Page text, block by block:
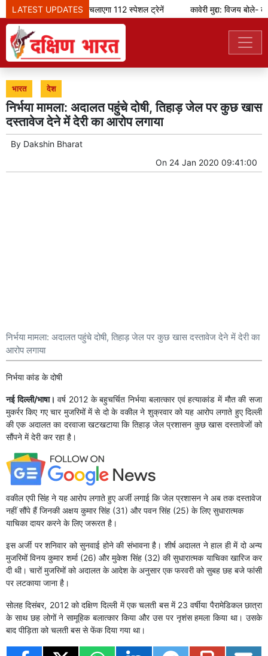
LATEST UPDATES
के मौके पर भारतीय रेलवे चलाएगा 112 स्पेशल ट्रेनें कावेरी मुद्दा: विजय बोले-
भारत देश
निर्भया मामला: अदालत पहुंचे दोषी, तिहाड़ जेल पर कुछ खास
दस्तावेज देने में देरी का आरोप लगाया
By Dakshin Bharat
On 24 Jan 2020 09:41:00
निर्भया मामला: अदालत पहुंचे दोषी, तिहाड़ जेल पर कुछ खास दस्तावेज देने में देरी का
आरोप लगाया
निर्भया कांड के दोषी
नई दिल्ली/भाषा। वर्ष 2012 के बहुचर्चित निर्भया बलात्कार एवं हत्याकांड में मौत की सजा
मुकर्रर किए गए चार मुजरिमों में से दो के वकील ने शुक्रवार को यह आरोप लगाते हुए दिल्ली
की एक अदालत का दरवाजा खटखटाया कि तिहाड़ जेल प्रशासन कुछ खास दस्तावेजों को
सौंपने में देरी कर रहा है।
वकील एपी सिंह ने यह आरोप लगाते हुए अर्जी लगाई कि जेल प्रशासन ने अब तक दस्तावेज
नहीं सौंपे हैं जिनकी अक्षय कुमार सिंह (31) और पवन सिंह (25) के लिए सुधारात्मक
याचिका दायर करने के लिए जरूरत है।
इस अर्जी पर शनिवार को सुनवाई होने की संभावना है। शीर्ष अदालत ने हाल ही में दो अन्य
मुजरिमों विनय कुमार शर्मा (26) और मुकेश सिंह (32) की सुधारात्मक याचिका खारिज कर
दी थी। चारों मुजरिमों को अदालत के आदेश के अनुसार एक फरवरी को सुबह छह बजे फांसी
पर लटकाया जाना है।
सोलह दिसंबर, 2012 को दक्षिण दिल्ली में एक चलती बस में 23 वर्षीया पैरामेडिकल छात्रा
के साथ छह लोगों ने सामूहिक बलात्कार किया और उस पर नृशंस हमला किया था। उसके
बाद पीड़िता को चलती बस से फेंक दिया गया था।